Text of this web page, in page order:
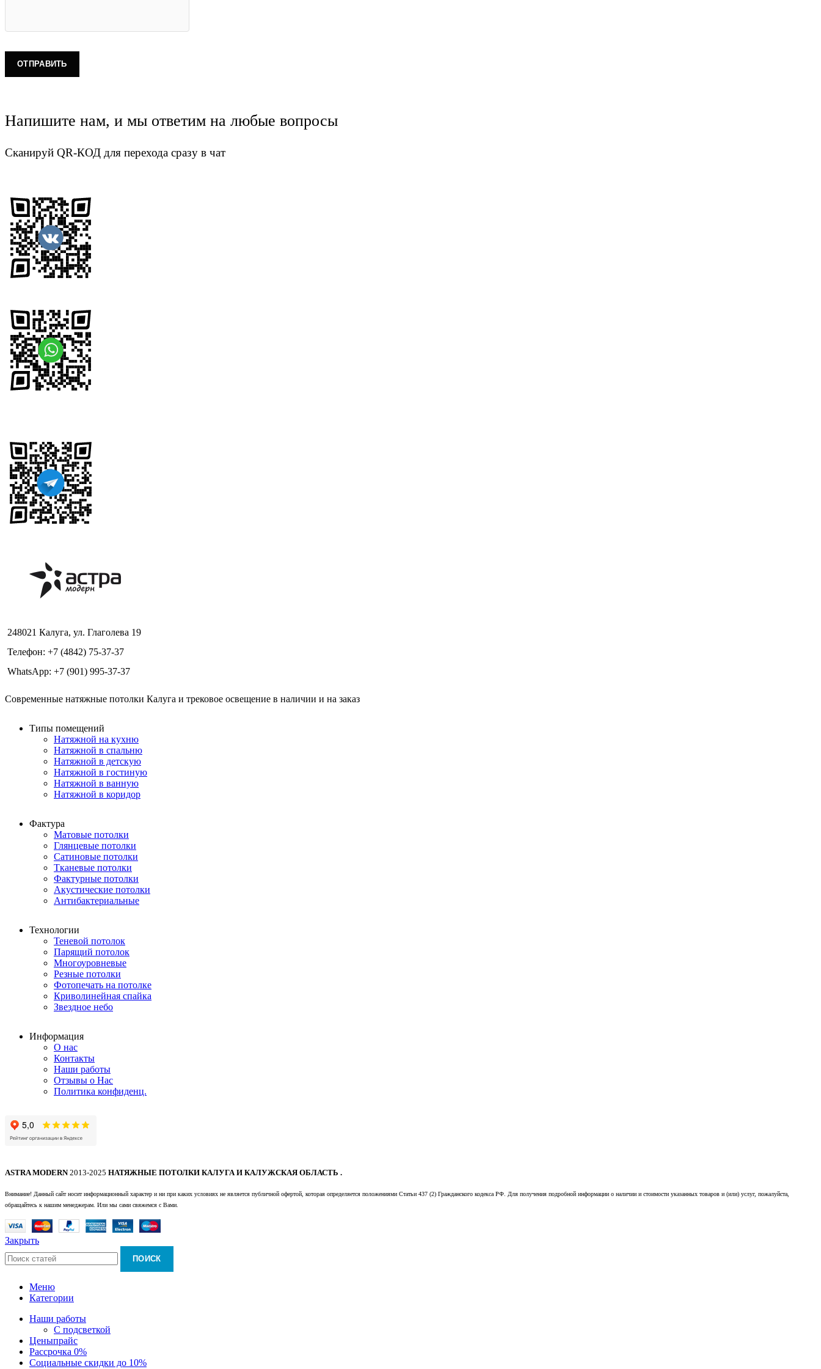
Напишите нам, и мы ответим на любые вопросы
Сканируй QR-КОД для перехода сразу в чат
248021 Калуга, ул. Глаголева 19
Телефон: +7 (4842) 75-37-37
WhatsApp: +7 (901) 995-37-37
Современные натяжные потолки Калуга и трековое освещение в наличии и на заказ
Типы помещений
Натяжной на кухню
Натяжной в спальню
Натяжной в детскую
Натяжной в гостиную
Натяжной в ванную
Натяжной в коридор
Фактура
Матовые потолки
Глянцевые потолки
Сатиновые потолки
Тканевые потолки
Фактурные потолки
Акустические потолки
Антибактериальные
Технологии
Теневой потолок
Парящий потолок
Многоуровневые
Резные потолки
Фотопечать на потолке
Криволинейная спайка
Звездное небо
Информация
О нас
Контакты
Наши работы
Отзывы о Нас
Политика конфиденц.
ASTRA MODERN2013-2025 НАТЯЖНЫЕ ПОТОЛКИ КАЛУГА И КАЛУЖСКАЯ ОБЛАСТЬ .
Внимание! Данный сайт носит информационный характер и ни при каких условиях не является публичной офертой, которая определяется положениями Статьи 437 (2) Гражданского кодекса РФ. Для получения подробной информации о наличии и стоимости указанных товаров и (или) услуг, пожалуйста,
обращайтесь к нашим менеджерам. Или мы сами свяжемся с Вами.
Закрыть
ПОИСК
Меню
Категории
Наши работы
С подсветкой
Ценыпрайс
Рассрочка 0%
Социальные скидки до 10%